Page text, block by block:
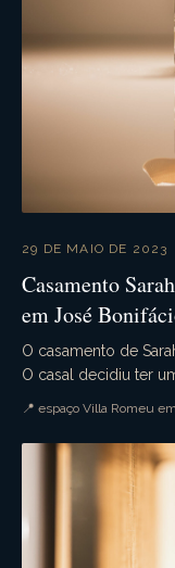
29 DE MAIO DE 2023
Casamento
em José
O casamento de
O casal decidiu ter
📍 espaço Villa Romeu